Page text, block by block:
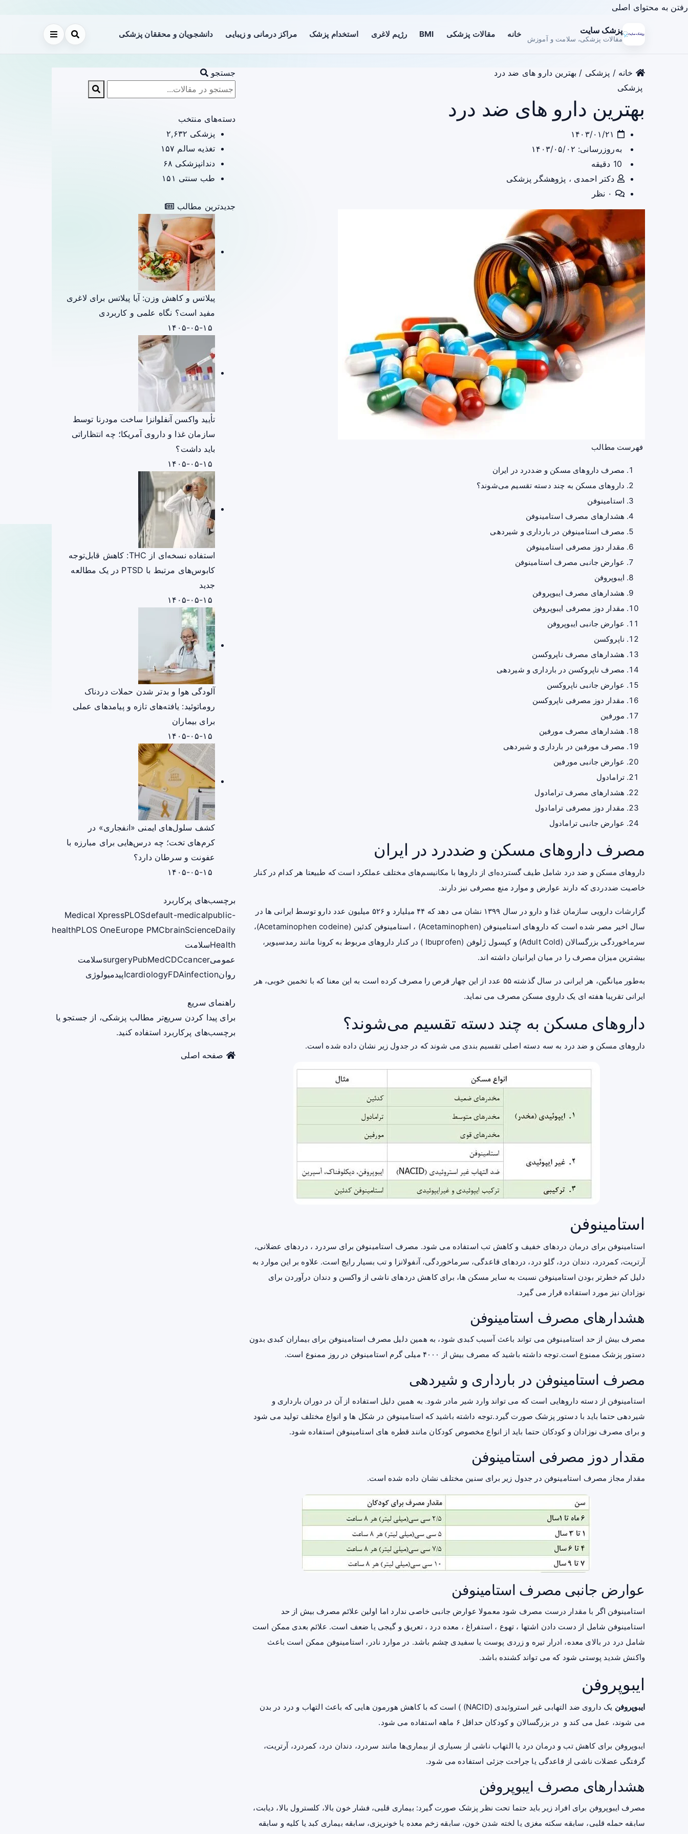
رفتن به محتوای اصلی
پزشک سایت
مقالات پزشکی، سلامت و آموزش خانه مقالات پزشکی BMI رژیم لاغری استخدام پزشک مراکز درمانی و زیبایی دانشجویان و محققان پزشکی
خانه / پزشکی / بهترین دارو های ضد درد
پزشکی
بهترین دارو های ضد درد
به‌روزرسانی: ۱۴۰۳/۰۵/۰۲
دکتر احمدی ، پژوهشگر پزشکی
فهرست مطالب
مصرف داروهای مسکن و ضددرد در ایران
داروهای مسکن به چند دسته تقسیم می‌شوند؟
استامینوفن
هشدارهای مصرف استامینوفن
مصرف استامینوفن در بارداری و شیردهی
مقدار دوز مصرفی استامینوفن
عوارض جانبی مصرف استامینوفن
ایبوپروفن
هشدارهای مصرف ایبوپروفن
مقدار دوز مصرفی ایبوپروفن
عوارض جانبی ایبوپروفن
ناپروکسن
هشدارهای مصرف ناپروکسن
مصرف ناپروکسن در بارداری و شیردهی
عوارض جانبی ناپروکسن
مقدار دوز مصرفی ناپروکسن
مورفین
هشدارهای مصرف مورفین
مصرف مورفین در بارداری و شیردهی
عوارض جانبی مورفین
ترامادول
هشدارهای مصرف ترامادول
مقدار دوز مصرفی ترامادول
عوارض جانبی ترامادول
مصرف داروهای مسکن و ضددرد در ایران
داروهای مسکن و ضد درد شامل طیف گسترده‌ای از داروها با مکانیسم‌های مختلف عملکرد است که طبیعتا هر کدام در کنار
خاصیت ضددردی که دارند عوارض و موارد منع مصرفی نیز دارند.
گزارشات دارویی سازمان غذا و دارو در سال ۱۳۹۹ نشان می دهد که ۴۴ میلیارد و ۵۲۶ میلیون عدد دارو توسط ایرانی ها در
سال اخیر مصر شده است که داروهای استامینوفن (Acetaminophen) ، استامینوفن کدئین (Acetaminophen codeine)،
سرماخوردگی بزرگسالان (Adult Cold) و کپسول
ژلوفن
(Ibuprofen ) در کنار داروهای مربوط به کرونا مانند رمدسیویر،
بیشترین میزان مصرف را در میان ایرانیان داشته اند.
به‌طور میانگین، هر ایرانی در سال گذشته ۵۵ عدد از این چهار قرص را مصرف کرده است به این معنا که با تخمین خوبی، هر
ایرانی تقریبا هفته ای یک داروی مسکن مصرف می نماید.
داروهای مسکن به چند دسته تقسیم می‌شوند؟
داروهای مسکن و ضد درد به سه دسته اصلی تقسیم بندی می شوند که در جدول زیر نشان داده شده است.
استامینوفن
استامینوفن برای درمان دردهای خفیف و کاهش تب استفاده می شود. مصرف استامینوفن برای سردرد ، دردهای عضلانی،
آرتریت، کمردرد، دندان درد، گلو درد، دردهای قاعدگی، سرماخوردگی، آنفولانزا و تب بسیار رایج است. علاوه بر این موارد به
دلیل کم خطرتر بودن استامینوفن نسبت به سایر مسکن ها، برای کاهش دردهای ناشی از واکسن و دندان درآوردن برای
نوزادان نیز مورد استفاده قرار می گیرد.
هشدارهای مصرف استامینوفن
مصرف بیش از حد استامینوفن می تواند باعث آسیب کبدی شود، به همین دلیل مصرف استامینوفن برای بیماران کبدی بدون
دستور پزشک ممنوع است.توجه داشته باشید که مصرف بیش از ۴۰۰۰ میلی گرم استامینوفن در روز ممنوع است.
مصرف استامینوفن در بارداری و شیردهی
استامینوفن از دسته داروهایی است که می تواند وارد شیر مادر شود. به همین دلیل استفاده از آن در دوران بارداری و
شیردهی حتما باید با دستور پزشک صورت گیرد.توجه داشته باشید که استامینوفن در شکل ها و انواع مختلف تولید می شود
و برای مصرف نوزادان و کودکان حتما باید از انواع مخصوص کودکان مانند قطره های استامینوفن استفاده شود.
مقدار دوز مصرفی استامینوفن
مقدار مجاز مصرف استامینوفن در جدول زیر برای سنین مختلف نشان داده شده است.
عوارض جانبی مصرف استامینوفن
استامینوفن اگر با مقدار درست مصرف شود معمولا عوارض جانبی خاصی ندارد اما اولین علائم مصرف بیش از حد
استامینوفن شامل از دست دادن اشتها ، تهوع ، استفراغ ، معده درد ، تعریق و گیجی یا ضعف است. علائم بعدی ممکن است
شامل درد در بالای معده، ادرار تیره و زردی پوست یا سفیدی چشم باشد. در موارد نادر، استامینوفن ممکن است باعث
واکنش شدید پوستی شود که می تواند کشنده باشد.
ایبوپروفن
ایبوپروفن
یک داروی ضد التهابی غیر استروئیدی (NACID) ) است که با کاهش هورمون هایی که باعث التهاب و درد در بدن
می شوند، عمل می کند و در بزرگسالان و کودکان حداقل ۶ ماهه استفاده می شود.
ایبوپروفن برای کاهش تب و درمان درد یا التهاب ناشی از بسیاری از بیماری‌ها مانند سردرد، دندان درد، کمردرد، آرتریت،
گرفتگی عضلات ناشی از قاعدگی یا جراحت جزئی استفاده می شود.
هشدارهای مصرف ایبوپروفن
مصرف ایبوپروفن برای افراد زیر باید حتما تحت نظر پزشک صورت گیرد: بیماری قلبی، فشار خون بالا،کلسترول بالا، دیابت،
سابقه حمله قلبی، سابقه سکته مغزی یا لخته شدن خون، سابقه زخم معده یا خونریزی، سابقه بیماری کبد یا کلیه و سابقه
جستجو
دسته‌های منتخب
پزشکی ۲,۶۳۲
تغذیه سالم ۱۵۷
دندانپزشکی ۶۸
طب سنتی ۱۵۱
جدیدترین مطالب
پیلاتس و کاهش وزن: آیا پیلاتس برای لاغری
مفید است؟ نگاه علمی و کاربردی
تأیید واکسن آنفلوانزا ساخت مودرنا توسط
سازمان غذا و داروی آمریکا؛ چه انتظاراتی
باید داشت؟
استفاده نسخه‌ای از THC: کاهش قابل‌توجه
کابوس‌های مرتبط با PTSD در یک مطالعه
جدید
آلودگی هوا و بدتر شدن حملات دردناک
روماتوئید: یافته‌های تازه و پیامدهای عملی
برای بیماران
کشف سلول‌های ایمنی «انفجاری» در
کرم‌های تخت؛ چه درس‌هایی برای مبارزه با
عفونت و سرطان دارد؟
برچسب‌های پرکاربرد
Medical XpressPLOSdefault-medicalpublic-
healthPLOS OneEurope PMCbrainScienceDaily
Healthسلامت
عمومی
surgeryPubMedCDCcancer
سلامت
روان
cardiologyFDAinfection اپیدمیولوژی
راهنمای سریع
برای پیدا کردن سریع‌تر مطالب پزشکی، از جستجو یا
برچسب‌های پرکاربرد استفاده کنید.
صفحه اصلی